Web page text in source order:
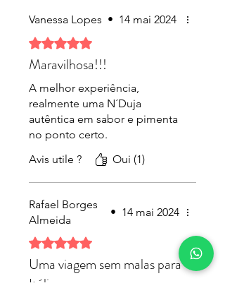
Vanessa Lopes • 14 mai 2024
Noté 5 sur 5.
Maravilhosa!!!
A melhor experiência,
realmente uma N´Duja
autêntica em sabor e pimenta
no ponto certo.
Avis utile ?
Oui (1)
Rafael Borges
Almeida
• 14 mai 2024
Noté 5 sur 5.
Uma viagem sem malas para